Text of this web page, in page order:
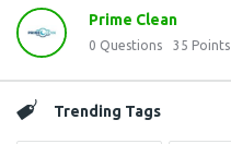
Prime Clean
0 Questions 35 Points
Trending Tags